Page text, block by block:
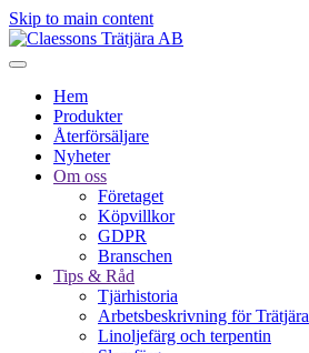
Skip to main content
Hem
Produkter
Återförsäljare
Nyheter
Om oss
Företaget
Köpvillkor
GDPR
Branschen
Tips & Råd
Tjärhistoria
Arbetsbeskrivning för Trätjära
Linoljefärg och terpentin